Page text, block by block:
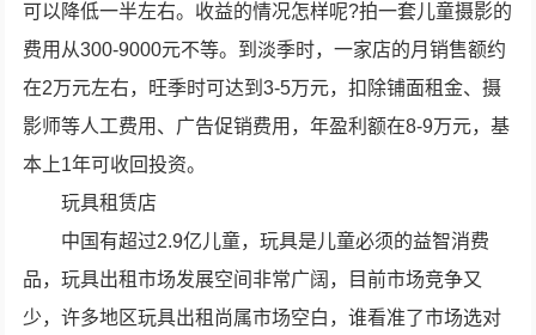
可以降低一半左右。收益的情况怎样呢?拍一套儿童摄影的
费用从300-9000元不等。到淡季时，一家店的月销售额约
在2万元左右，旺季时可达到3-5万元，扣除铺面租金、摄
影师等人工费用、广告促销费用，年盈利额在8-9万元，基
本上1年可收回投资。
玩具租赁店
中国有超过2.9亿儿童，玩具是儿童必须的益智消费
品，玩具出租市场发展空间非常广阔，目前市场竞争又
少，许多地区玩具出租尚属市场空白，谁看准了市场选对